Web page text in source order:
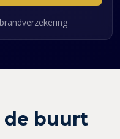
de buurt